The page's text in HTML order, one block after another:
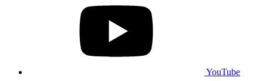
YouTube